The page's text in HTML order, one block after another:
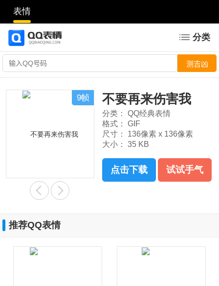
表情
分类
9帧 不要再来伤害我
分类：
QQ经典表情
格式：
GIF
尺寸：
136像素 x 136像素
大小：
35 KB
点击下载 试试手气
推荐QQ表情